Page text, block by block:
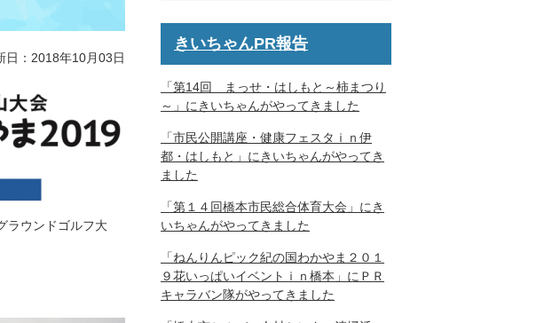
日：2018年10月03日
ラウンドゴルフ大
きいちゃんPR報告
「第14回 まっせ・はしもと～柿まつり
～」にきいちゃんがやってきました
「市民公開講座・健康フェスタｉｎ伊
都・はしもと」にきいちゃんがやってき
ました
「第１４回橋本市民総合体育大会」にき
いちゃんがやってきました
「ねんりんピック紀の国わかやま２０１
９花いっぱいイベントｉｎ橋本」にＰＲ
キャラバン隊がやってきました